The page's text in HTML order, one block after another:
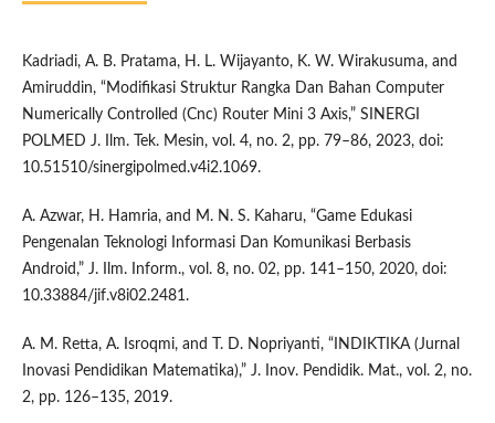
Kadriadi, A. B. Pratama, H. L. Wijayanto, K. W. Wirakusuma, and
Amiruddin, “Modifikasi Struktur Rangka Dan Bahan Computer
Numerically Controlled (Cnc) Router Mini 3 Axis,” SINERGI
POLMED J. Ilm. Tek. Mesin, vol. 4, no. 2, pp. 79–86, 2023, doi:
10.51510/sinergipolmed.v4i2.1069.
A. Azwar, H. Hamria, and M. N. S. Kaharu, “Game Edukasi
Pengenalan Teknologi Informasi Dan Komunikasi Berbasis
Android,” J. Ilm. Inform., vol. 8, no. 02, pp. 141–150, 2020, doi:
10.33884/jif.v8i02.2481.
A. M. Retta, A. Isroqmi, and T. D. Nopriyanti, “INDIKTIKA (Jurnal
Inovasi Pendidikan Matematika),” J. Inov. Pendidik. Mat., vol. 2, no.
2, pp. 126–135, 2019.